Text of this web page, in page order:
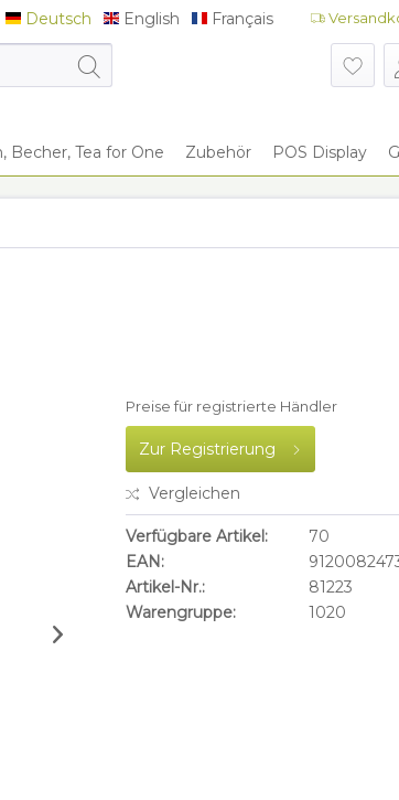
Deutsch
Deutsch English
English Français
Français
Becher, Tea for One Zubehör POS Display
Preise für registrierte Händler
Zur Registrierung
Vergleichen
Verfügbare Artikel:
70
EAN:
Artikel-Nr.:
81223
Warengruppe:
1020